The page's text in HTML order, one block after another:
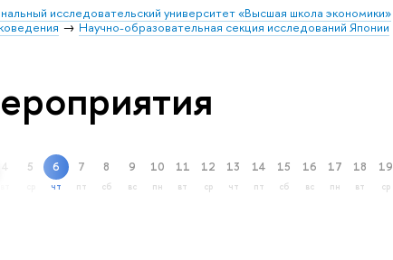
исследовательский университет «Высшая школа экономики»
Научно-образовательная секция исследований Японии
4 5 6
чт
7
пт
8
сб
9
вс
10
пн
11
вт
12
ср
13
чт
14
пт
15
сб
16
вс
17
пн
18
вт
19
ср